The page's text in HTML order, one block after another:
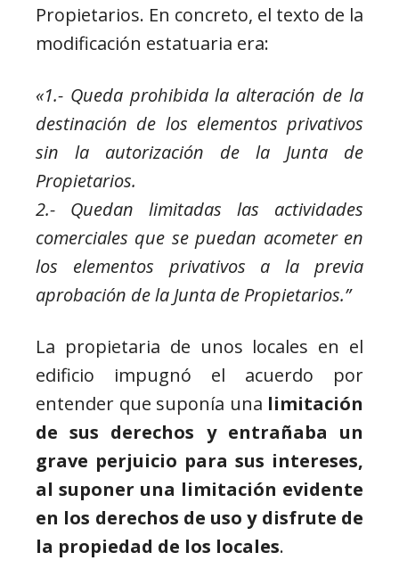
Propietarios. En concreto, el texto de la
modificación estatuaria era:
«1.- Queda prohibida la alteración de la
destinación de los elementos privativos
sin la autorización de la Junta de
Propietarios.
2.- Quedan limitadas las actividades
comerciales que se puedan acometer en
los elementos privativos a la previa
aprobación de la Junta de Propietarios.”
La propietaria de unos locales en el
edificio impugnó el acuerdo por
entender que suponía una limitación
de sus derechos y entrañaba un
grave perjuicio para sus intereses,
al suponer una limitación evidente
en los derechos de uso y disfrute de
la propiedad de los locales.